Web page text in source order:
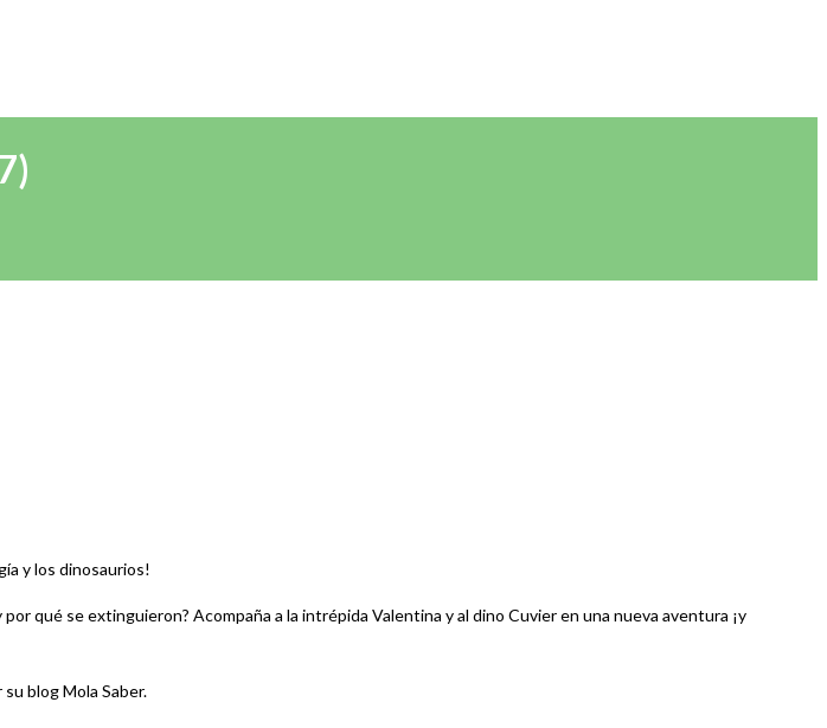
y los dinosaurios!
qué se extinguieron? Acompaña a la intrépida Valentina y al dino Cuvier en una nueva aventura ¡y
blog Mola Saber.